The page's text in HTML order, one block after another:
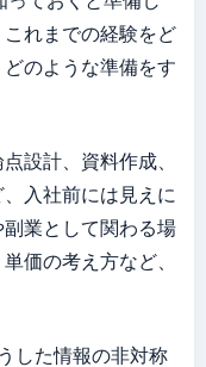
れまでの経験をど
のような準備をす
設計、資料作成、
入社前には見えに
業として関わる場
価の考え方など、
した情報の非対称